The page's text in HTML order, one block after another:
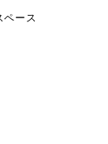
ペース